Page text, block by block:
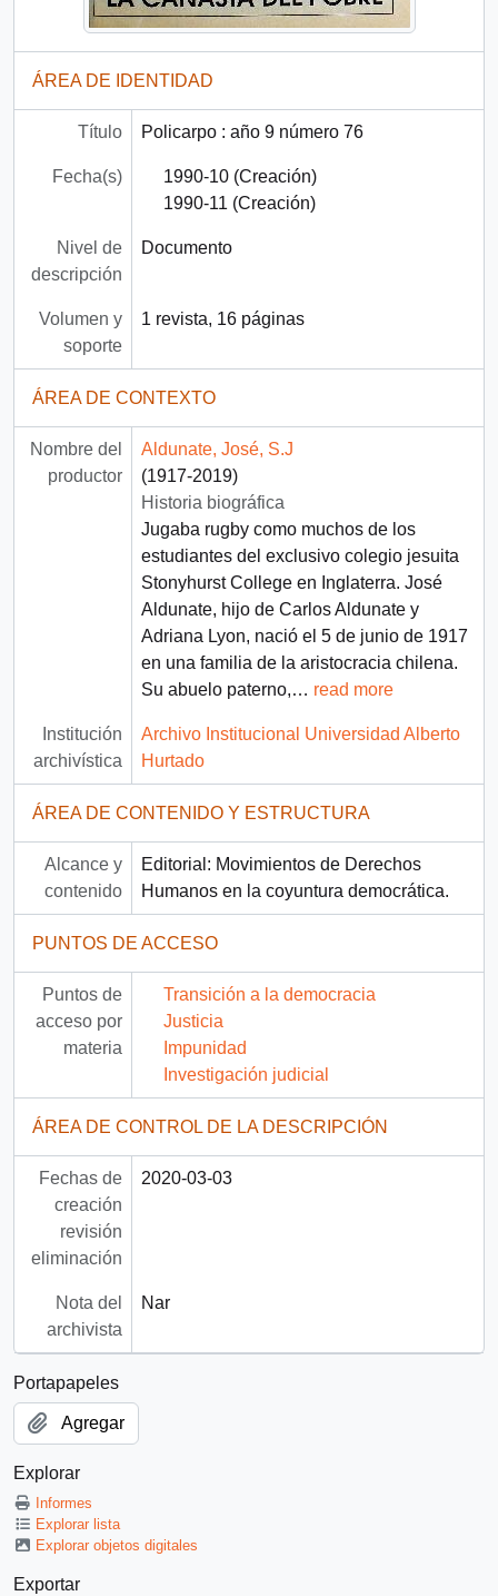
ÁREA DE IDENTIDAD
Título Policarpo : año 9 número 76
Fecha(s)
1990-10 (Creación)
1990-11 (Creación)
Nivel de
descripción
Documento
Volumen y
soporte
1 revista, 16 páginas
ÁREA DE CONTEXTO
Nombre del
productor
Aldunate, José, S.J
(1917-2019)
Historia biográfica
Jugaba rugby como muchos de los
estudiantes del exclusivo colegio jesuita
Stonyhurst College en Inglaterra. José
Aldunate, hijo de Carlos Aldunate y
Adriana Lyon, nació el 5 de junio de 1917
en una familia de la aristocracia chilena.
Su abuelo paterno,… read more
Institución
archivística
Archivo Institucional Universidad Alberto
Hurtado
ÁREA DE CONTENIDO Y ESTRUCTURA
Alcance y
contenido
Editorial: Movimientos de Derechos
Humanos en la coyuntura democrática.
PUNTOS DE ACCESO
Puntos de
acceso por
materia
Transición a la democracia
Justicia
Impunidad
Investigación judicial
ÁREA DE CONTROL DE LA DESCRIPCIÓN
Fechas de
creación
revisión
eliminación
2020-03-03
Nota del
archivista
Nar
Portapapeles
Agregar
Explorar
Informes
Explorar lista
Explorar objetos digitales
Exportar